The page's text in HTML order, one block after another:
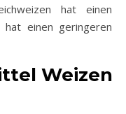
hat einen
einen geringeren
Weizen